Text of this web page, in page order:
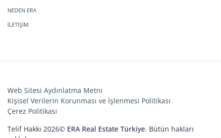
NEDEN ERA
İLETİŞİM
Web Sitesi Aydınlatma Metni
Kişisel Verilerin Korunması ve İşlenmesi Politikası
Çerez Politikası
Telif Hakkı 2026© ERA Real Estate Türkiye. Bütün hakları